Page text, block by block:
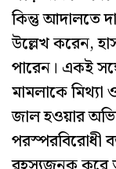
কিন্তু আদালতে
উল্লেখ করেন,
পারেন। একই
মামলাকে মিথ্যা
জাল হওয়ার
পরস্পরবিরোধী